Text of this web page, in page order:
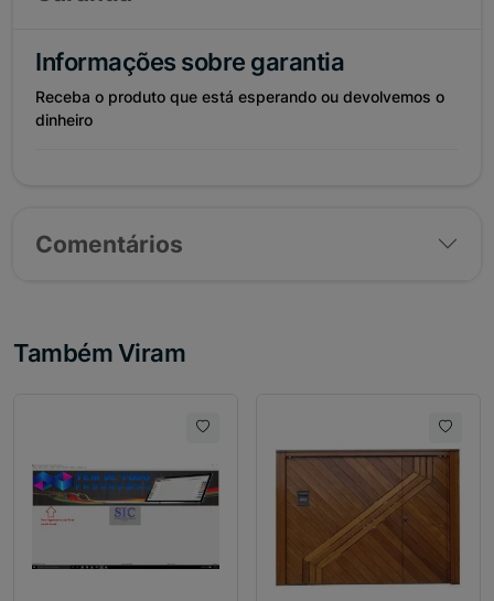
Informações sobre garantia
Receba o produto que está esperando ou devolvemos o
dinheiro
Comentários
Também Viram